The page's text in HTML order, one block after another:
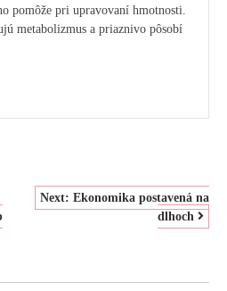
pomôže pri upravovaní hmotnosti.
metabolizmus a priaznivo pôsobí
Next: Ekonomika postavená na
dlhoch